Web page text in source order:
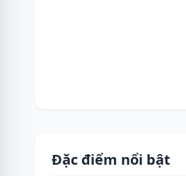
Đặc điểm nổi bật